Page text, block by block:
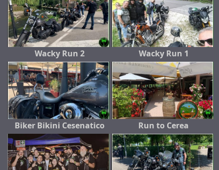
Wacky Run 2 Wacky Run 1
Biker Bikini Cesenatico Run to Cerea